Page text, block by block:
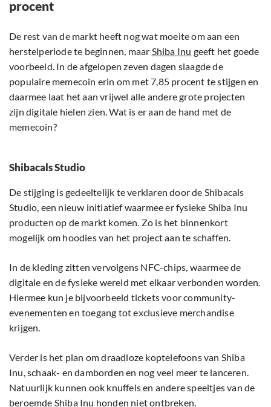
procent
De rest van de markt heeft nog wat moeite om aan een
herstelperiode te beginnen, maar Shiba Inu geeft het goede
voorbeeld. In de afgelopen zeven dagen slaagde de
populaire memecoin erin om met 7,85 procent te stijgen en
daarmee laat het aan vrijwel alle andere grote projecten
zijn digitale hielen zien. Wat is er aan de hand met de
memecoin?
Shibacals Studio
De stijging is gedeeltelijk te verklaren door de Shibacals
Studio, een nieuw initiatief waarmee er fysieke Shiba Inu
producten op de markt komen. Zo is het binnenkort
mogelijk om hoodies van het project aan te schaffen.
In de kleding zitten vervolgens NFC-chips, waarmee de
digitale en de fysieke wereld met elkaar verbonden worden.
Hiermee kun je bijvoorbeeld tickets voor community-
evenementen en toegang tot exclusieve merchandise
krijgen.
Verder is het plan om draadloze koptelefoons van Shiba
Inu, schaak- en damborden en nog veel meer te lanceren.
Natuurlijk kunnen ook knuffels en andere speeltjes van de
beroemde Shiba Inu honden niet ontbreken.